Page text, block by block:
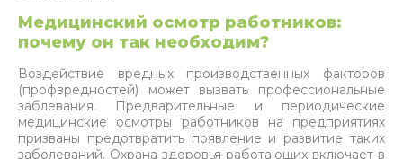
Медицинский осмотр работников:
почему он так необходим?
Воздействие вредных производственных факторов
(профвредностей) может вызвать профессиональные
заблевания. Предварительные и периодические
медицинские осмотры работников на предприятиях
призваны предотвратить появление и развитие таких
заболеваний. Охрана здоровья работающих включает в